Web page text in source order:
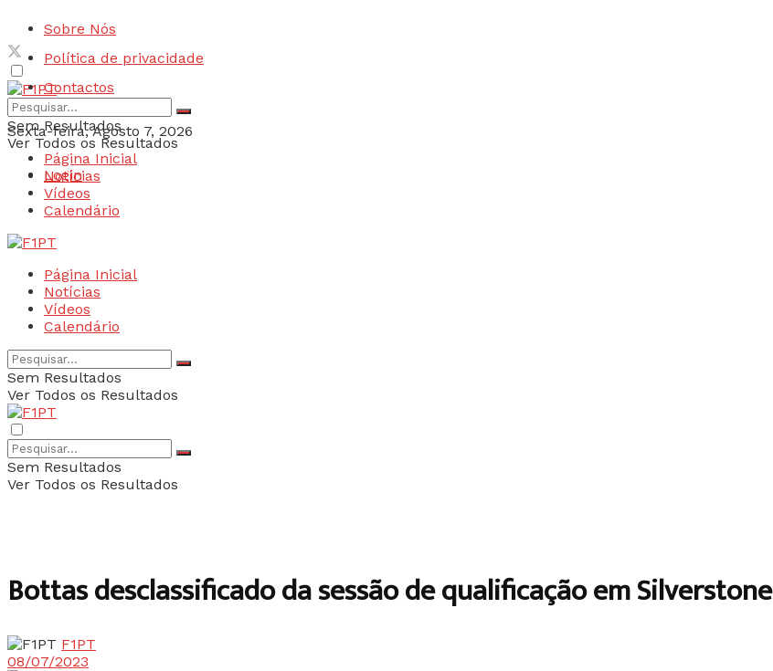
Sobre Nós
Política de privacidade
Contactos
Sexta-feira, Agosto 7, 2026
Login
Sem Resultados
Ver Todos os Resultados
Página Inicial
Notícias
Vídeos
Calendário
Página Inicial
Notícias
Vídeos
Calendário
Sem Resultados
Ver Todos os Resultados
Sem Resultados
Ver Todos os Resultados
Bottas desclassificado da sessão de qualificação em Silverstone
F1PT
08/07/2023